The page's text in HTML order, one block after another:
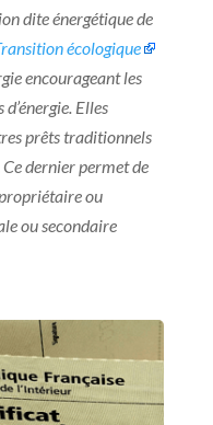
dite énergétique de
écologique
encourageant les
Elles
prêts traditionnels
Ce dernier permet de
ou
ou secondaire